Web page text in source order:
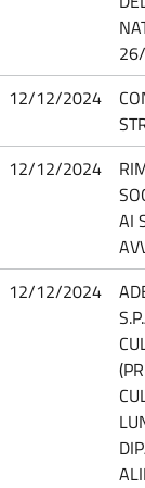
12/12/2024
12/12/2024
AI
12/12/2024